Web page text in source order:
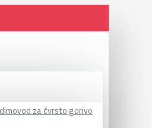
za čvrsto gorivo